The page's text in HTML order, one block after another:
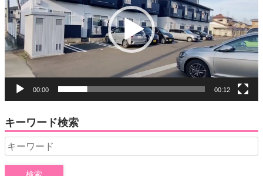
レ
ー
ヤ
ー
00:00 00:12
キーワード検索
Search
for: